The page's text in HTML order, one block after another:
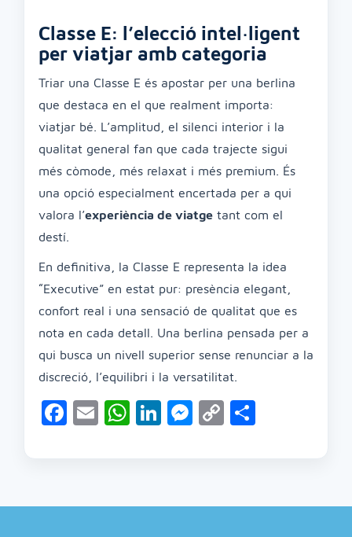
Classe E: l’elecció intel·ligent
per viatjar amb categoria
Triar una Classe E és apostar per una berlina
que destaca en el que realment importa:
viatjar bé. L’amplitud, el silenci interior i la
qualitat general fan que cada trajecte sigui
més còmode, més relaxat i més premium. És
una opció especialment encertada per a qui
valora l’experiència de viatge tant com el
destí.
En definitiva, la Classe E representa la idea
“Executive” en estat pur: presència elegant,
confort real i una sensació de qualitat que es
nota en cada detall. Una berlina pensada per a
qui busca un nivell superior sense renunciar a la
discreció, l’equilibri i la versatilitat.
Facebook
EmailWhatsApp
LinkedIn
Messenger
Copy